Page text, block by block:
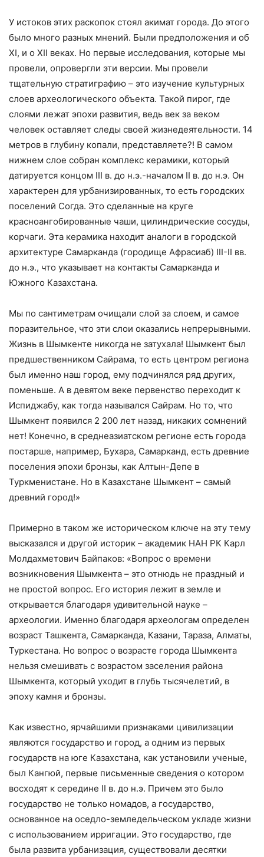
У истоков этих раскопок стоял акимат города. До этого
было много разных мнений. Были предположения и об
XI, и о XII веках. Но первые исследования, которые мы
провели, опровергли эти версии. Мы провели
тщательную стратиграфию – это изучение культурных
слоев археологического объекта. Такой пирог, где
слоями лежат эпохи развития, ведь век за веком
человек оставляет следы своей жизнедеятельности. 14
метров в глубину копали, представляете?! В самом
нижнем слое собран комплекс керамики, который
датируется концом III в. до н.э.-началом II в. до н.э. Он
характерен для урбанизированных, то есть городских
поселений Согда. Это сделанные на круге
красноангобированные чаши, цилиндрические сосуды,
корчаги. Эта керамика находит аналоги в городской
архитектуре Самарканда (городище Афрасиаб) III-II вв.
до н.э., что указывает на контакты Самарканда и
Южного Казахстана.
Мы по сантиметрам очищали слой за слоем, и самое
поразительное, что эти слои оказались непрерывными.
Жизнь в Шымкенте никогда не затухала! Шымкент был
предшественником Сайрама, то есть центром региона
был именно наш город, ему подчинялся ряд других,
поменьше. А в девятом веке первенство переходит к
Испиджабу, как тогда назывался Сайрам. Но то, что
Шымкент появился 2 200 лет назад, никаких сомнений
нет! Конечно, в среднеазиатском регионе есть города
постарше, например, Бухара, Самарканд, есть древние
поселения эпохи бронзы, как Алтын-Депе в
Туркменистане. Но в Казахстане Шымкент – самый
древний город!»
Примерно в таком же историческом ключе на эту тему
высказался и другой историк – академик НАН РК Карл
Молдахметович Байпаков: «Вопрос о времени
возникновения Шымкента – это отнюдь не праздный и
не простой вопрос. Его история лежит в земле и
открывается благодаря удивительной науке –
археологии. Именно благодаря археологам определен
возраст Ташкента, Самарканда, Казани, Тараза, Алматы,
Туркестана. Но вопрос о возрасте города Шымкента
нельзя смешивать с возрастом заселения района
Шымкента, который уходит в глубь тысячелетий, в
эпоху камня и бронзы.
Как известно, ярчайшими признаками цивилизации
являются государство и город, а одним из первых
государств на юге Казахстана, как установили ученые,
был Кангюй, первые письменные сведения о котором
восходят к середине II в. до н.э. Причем это было
государство не только номадов, а государство,
основанное на оседло-земледельческом укладе жизни
с использованием ирригации. Это государство, где
была развита урбанизация, существовали десятки